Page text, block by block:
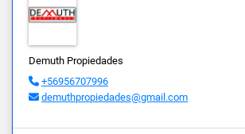
Demuth Propiedades
+56956707996
demuthpropiedades@gmail.com